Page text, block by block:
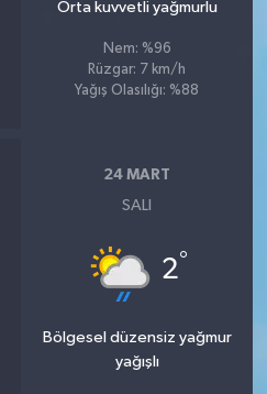
Orta kuvvetli yağmurlu
Nem: %96
Rüzgar: 7 km/h
Yağış Olasılığı: %88
24 MART
SALI
2°
Bölgesel düzensiz yağmur
yağışlı